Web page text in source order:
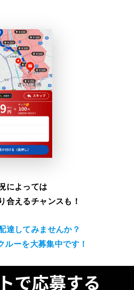
によっては
合えるチャンスも！
達してみませんか？
ルーを大募集中です！